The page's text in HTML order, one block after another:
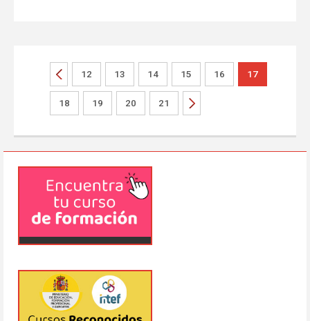
12 13 14 15 16 17
18 19 20 21